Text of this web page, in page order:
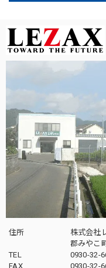
住所
株式会社
郡みやこ
TEL
0930-32-
FAX
0930-32-